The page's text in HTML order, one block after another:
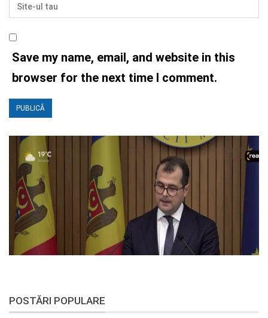
Save my name, email, and website in this
browser for the next time I comment.
POSTĂRI POPULARE